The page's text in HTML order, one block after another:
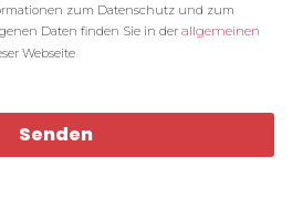
zum Datenschutz und zum
Daten finden Sie in der allgemeinen
Webseite
Senden